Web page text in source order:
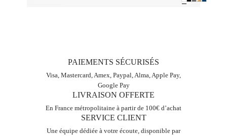
PAIEMENTS SÉCURISÉS
Visa, Mastercard, Amex, Paypal, Alma, Apple Pay,
Google Pay
LIVRAISON OFFERTE
En France métropolitaine à partir de 100€ d’achat
SERVICE CLIENT
Une équipe dédiée à votre écoute, disponible par